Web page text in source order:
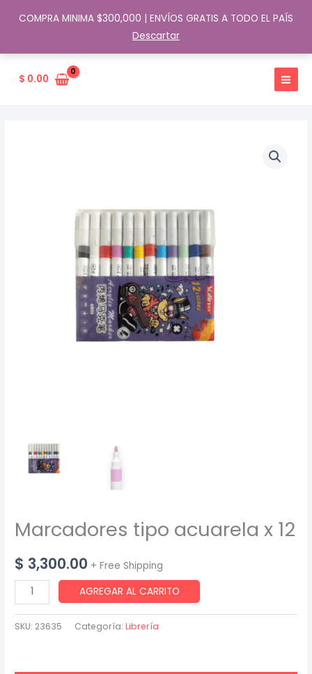
COMPRA MINIMA $300,000 | ENVÍOS GRATIS A TODO EL PAÍS
Descartar
$ 0.00
Marcadores tipo acuarela x 12
$ 3,300.00 + Free Shipping
Marcadores
tipo
acuarela
AGREGAR AL CARRITO
SKU: 23635 Categoría:Librería